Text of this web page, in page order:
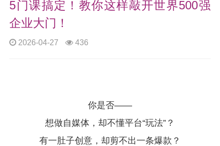
5门课搞定！教你这样敲开世界500强
企业大门！
2026-04-27 436
你是否——
想做自媒体，却不懂平台“玩法”？
有一肚子创意，却剪不出一条爆款？